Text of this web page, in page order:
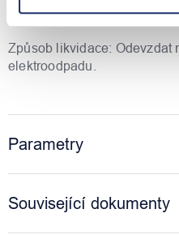
českého návodu.
Způsob likvidace: Odevzdat
elektroodpadu.
Parametry
Související dokumenty